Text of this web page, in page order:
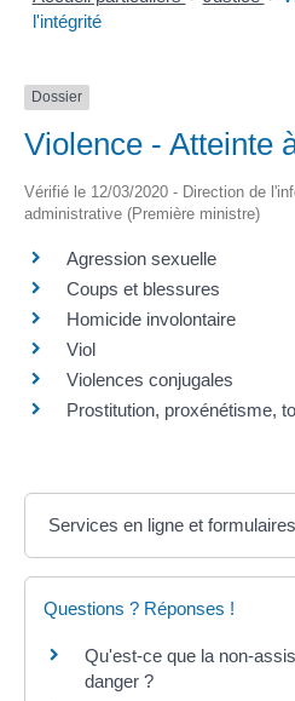
l'intégrité
Dossier
Violence - Atteinte
Vérifié le 12/03/2020 - Direction de
administrative (Première ministre)
Agression sexuelle
Coups et blessures
Homicide involontaire
Viol
Violences conjugales
Prostitution, proxénétisme,
Services en ligne et formulaires
Questions ? Réponses !
Qu'est-ce que la non-
danger ?